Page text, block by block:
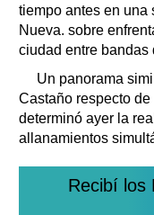
tiempo antes en una
Nueva. sobre
ciudad entre bandas
Un panorama
Castaño respecto
determinó ayer la
allanamientos
Recibí los